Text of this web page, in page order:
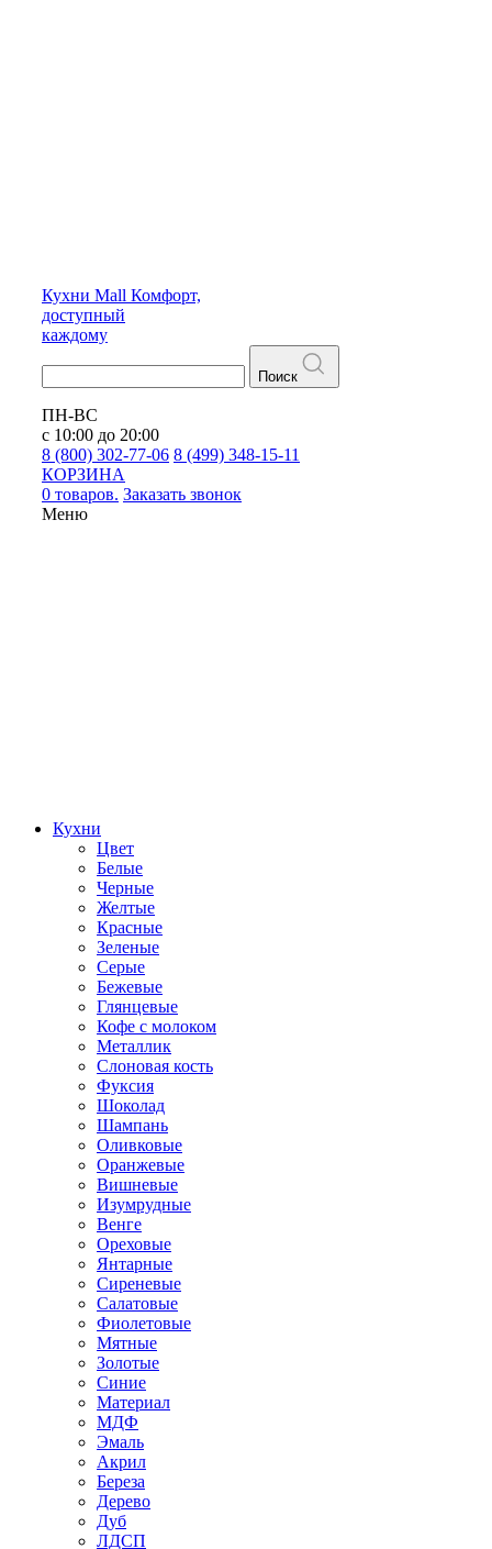
Кухни Mall Комфорт,
доступный
каждому
Поиск
ПН-ВС
с 10:00 до 20:00
8 (800) 302-77-06 8 (499) 348-15-11
КОРЗИНА
0 товаров. Заказать звонок
Меню
Кухни
Цвет
Белые
Черные
Желтые
Красные
Зеленые
Серые
Бежевые
Глянцевые
Кофе с молоком
Металлик
Слоновая кость
Фуксия
Шоколад
Шампань
Оливковые
Оранжевые
Вишневые
Изумрудные
Венге
Ореховые
Янтарные
Сиреневые
Салатовые
Фиолетовые
Мятные
Золотые
Синие
Материал
МДФ
Эмаль
Акрил
Береза
Дерево
Дуб
ЛДСП